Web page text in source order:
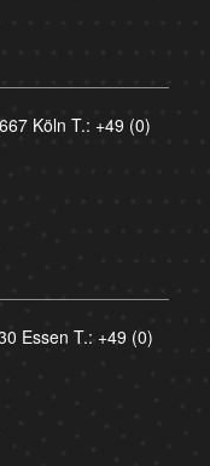
Köln T.: +49 (0)
Essen T.: +49 (0)